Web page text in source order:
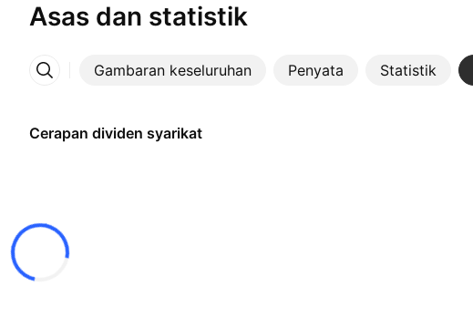
Asas dan statistik
Gambaran keseluruhan Penyata Statistik
Lebih
Cerapan dividen syarikat